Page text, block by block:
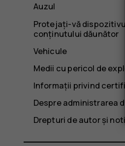
Auzul
Protejați-vă
conținutului dăunător
Vehicule
Medii cu pericol de
Informații privind
Despre administrarea
Drepturi de autor și